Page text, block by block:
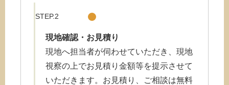
STEP.2
現地確認・お見積り
現地へ担当者が伺わせていただき、現地
視察の上でお見積り金額等を提示させて
いただきます。お見積り、ご相談は無料